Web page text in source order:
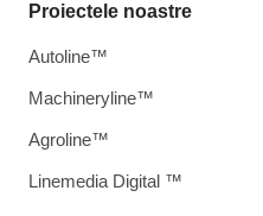
Proiectele noastre
Autoline™
Machineryline™
Agroline™
Linemedia Digital ™